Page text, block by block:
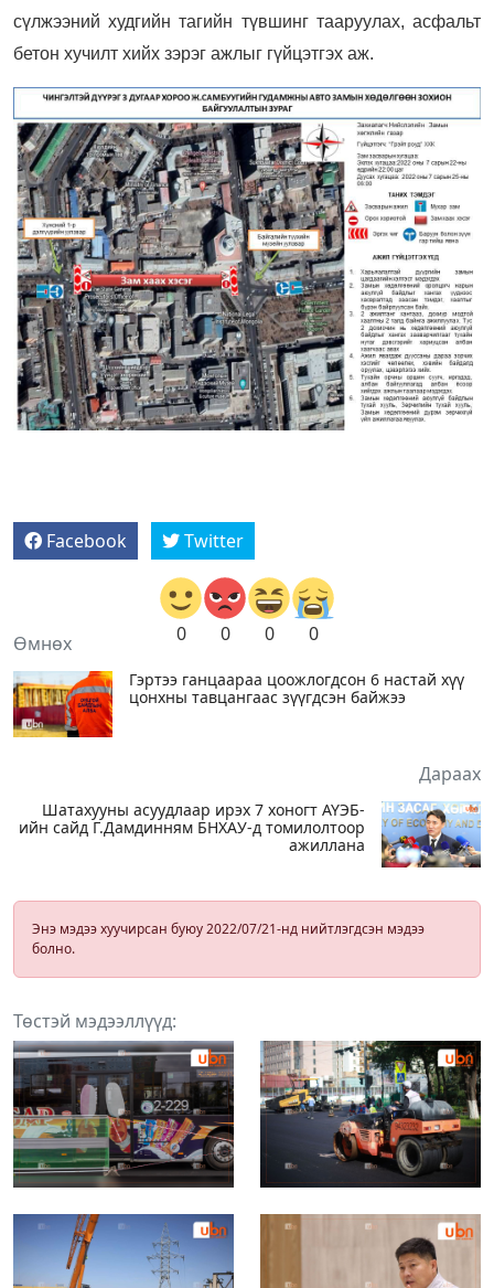
сүлжээний худгийн тагийн түвшинг тааруулах, асфальт
бетон хучилт хийх зэрэг ажлыг гүйцэтгэх аж.
Facebook Twitter
0 0 0 0
Өмнөх
Гэртээ ганцаараа цоожлогдсон 6 настай хүү
цонхны тавцангаас зүүгдсэн байжээ
Дараах
Шатахууны асуудлаар ирэх 7 хоногт АҮЭБ-
ийн сайд Г.Дамдинням БНХАУ-д томилолтоор
ажиллана
Энэ мэдээ хуучирсан буюу 2022/07/21-нд нийтлэгдсэн мэдээ
болно.
Төстэй мэдээллүүд: